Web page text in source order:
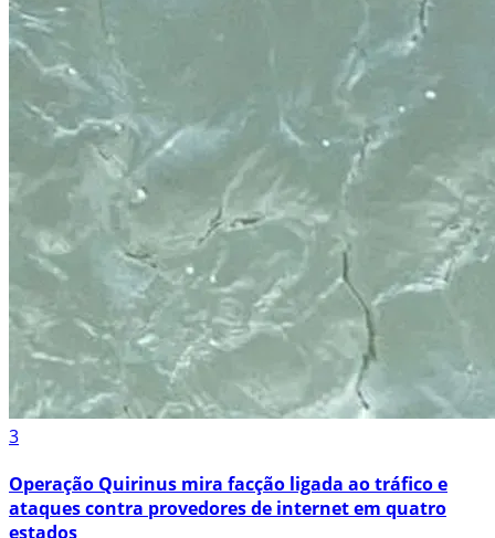
3
Operação Quirinus mira facção ligada ao tráfico e
ataques contra provedores de internet em quatro
estados